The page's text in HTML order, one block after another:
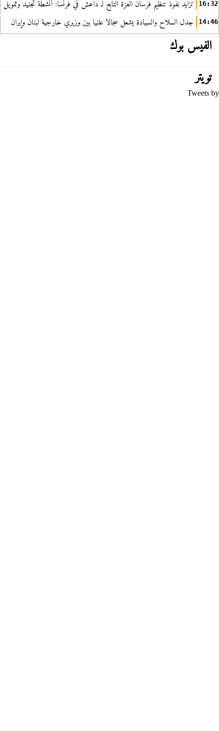
16:32 تزايد نفوذ تنظيم فرسان العزة التابع لـ داعش في فرنسا: أنشطة تجنيد
14:46 جدل السلاح والسيادة يشعل سجالا علنيا بين وزيري خارجية لبنان وإيران
الفيس بوك
تويتر
Tweets by